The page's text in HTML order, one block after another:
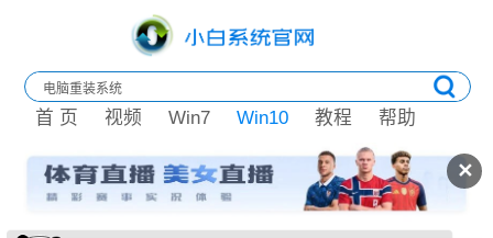
✕
首 页 视频 Win7 Win10 教程 帮助